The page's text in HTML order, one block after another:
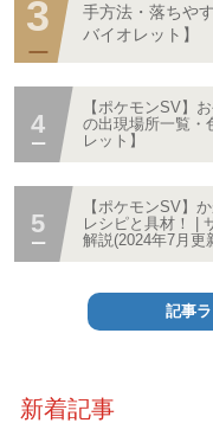
手方法・落ちや
バイオレット】
【ポケモンSV】
の出現場所一覧・
レット】
【ポケモンSV】
レシピと具材！ |
解説(2024年7月更
記事
新着記事